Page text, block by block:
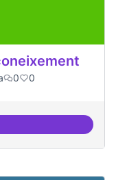
0 0
repositori de